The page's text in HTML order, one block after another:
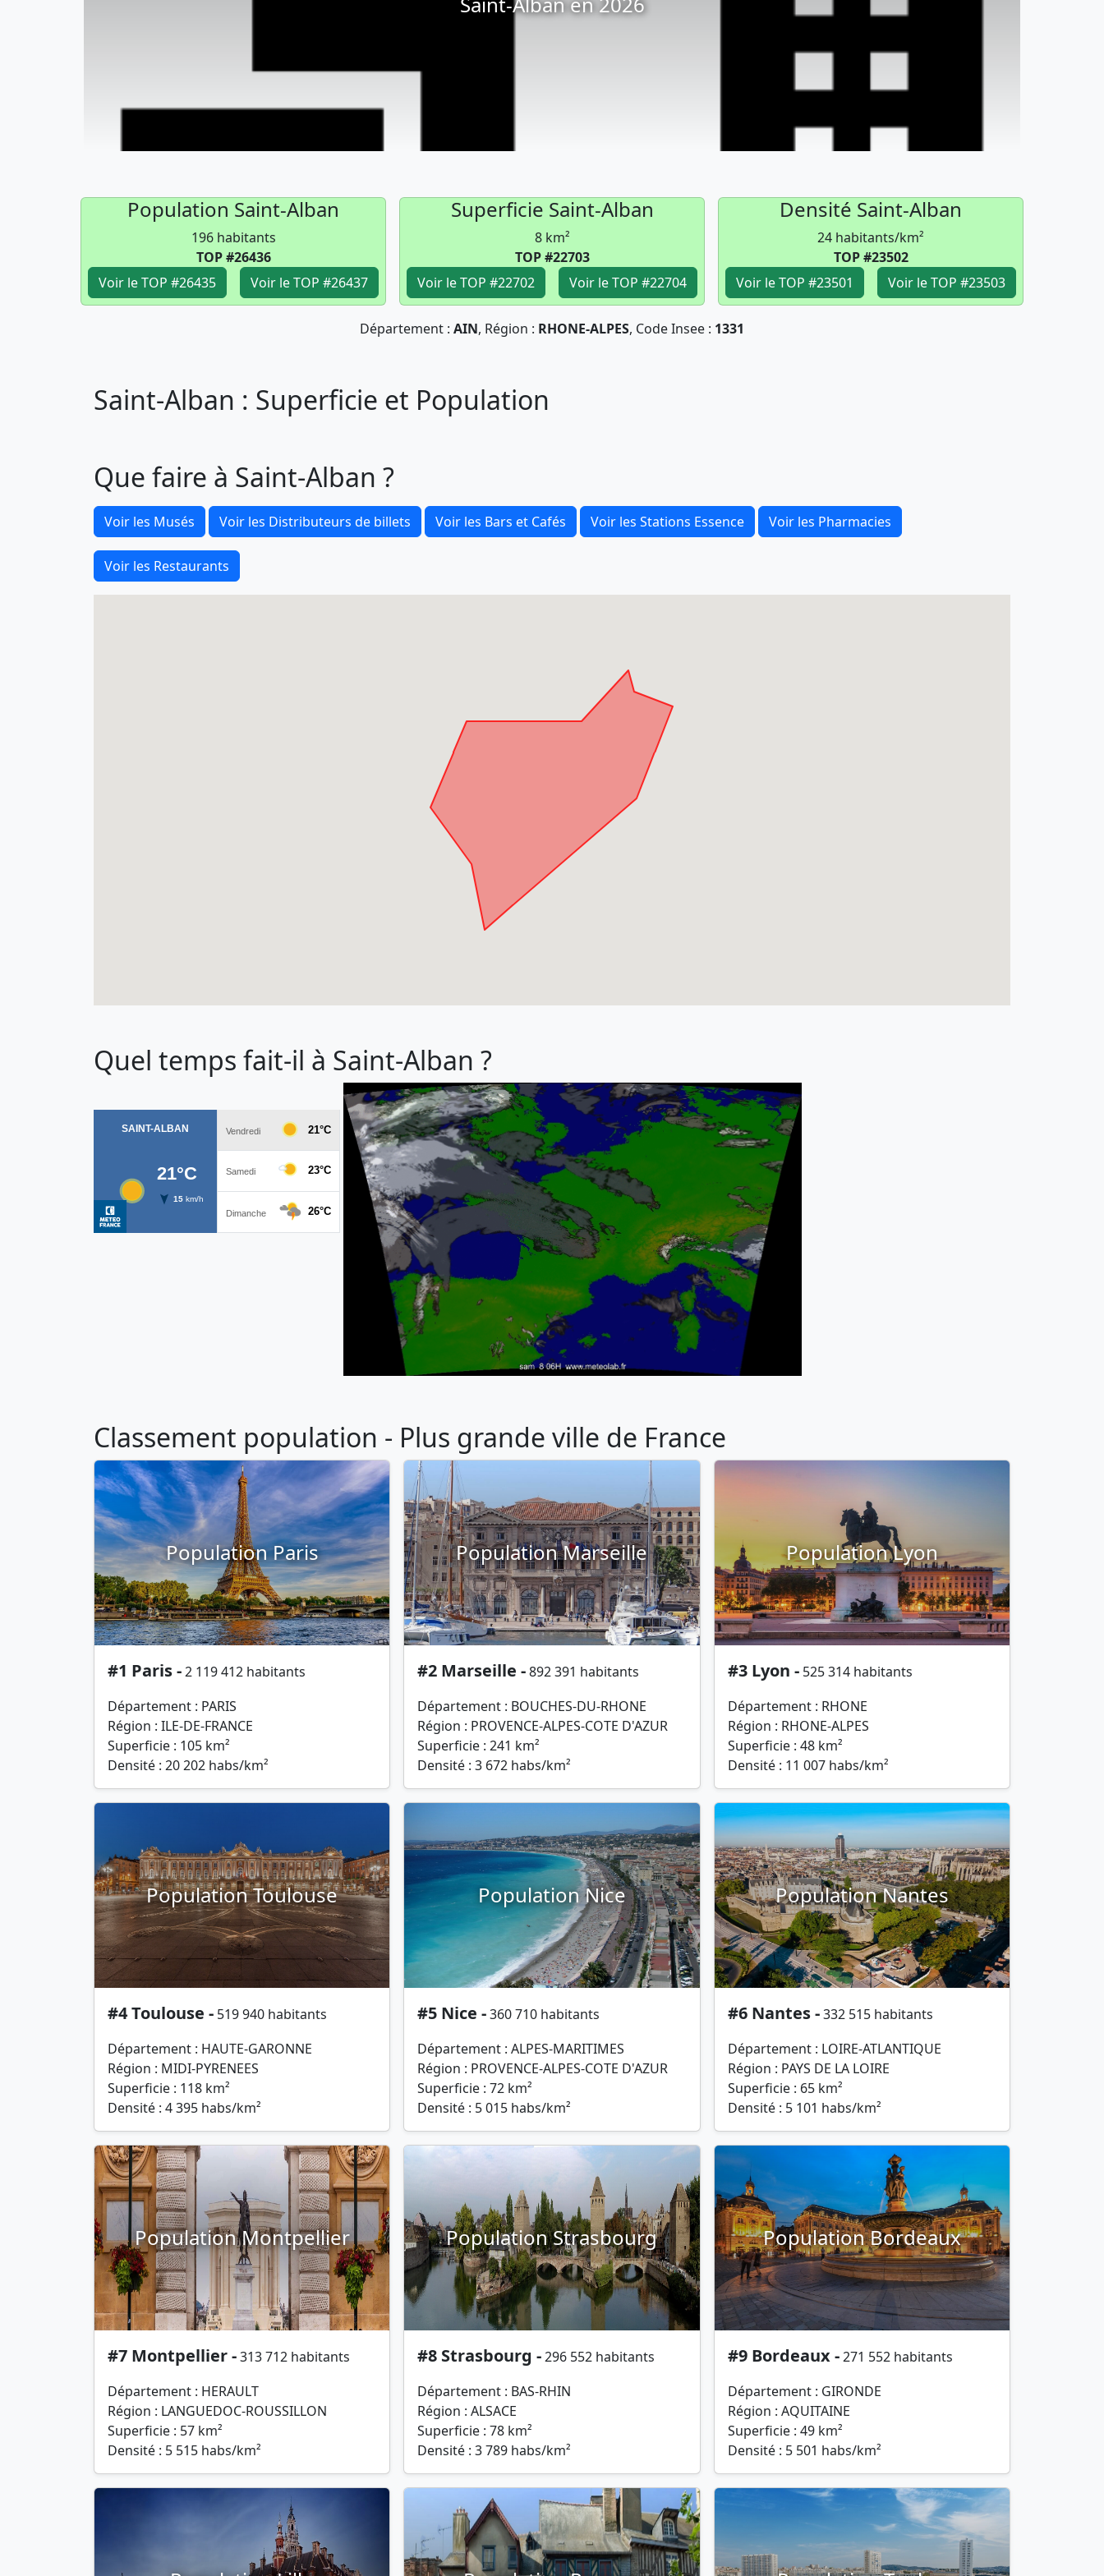
Population Saint-Alban
196 habitants
TOP #26436
Voir le TOP #26435
Voir le TOP #26437
Superficie Saint-Alban
8 km²
TOP #22703
Voir le TOP #22702
Voir le TOP #22704
Densité Saint-Alban
24 habitants/km²
TOP #23502
Voir le TOP #23501
Voir le TOP #23503
Département : AIN, Région : RHONE-ALPES, Code Insee : 1331
Saint-Alban : Superficie et Population
Que faire à Saint-Alban ?
Voir les Musés Voir les Distributeurs de billets Voir les Bars et Cafés Voir les Stations Essence Voir les Pharmacies
Voir les Restaurants
Quel temps fait-il à Saint-Alban ?
Classement population - Plus grande ville de France
Population Paris
#1 Paris -2 119 412 habitants
Département : PARIS
Région : ILE-DE-FRANCE
Superficie : 105 km²
Densité : 20 202 habs/km²
Population Marseille
#2 Marseille -892 391 habitants
Département : BOUCHES-DU-RHONE
Région : PROVENCE-ALPES-COTE D'AZUR
Superficie : 241 km²
Densité : 3 672 habs/km²
Population Lyon
#3 Lyon - 525 314 habitants
Département : RHONE
Région : RHONE-ALPES
Superficie : 48 km²
Densité : 11 007 habs/km²
Population Toulouse
#4 Toulouse - 519 940 habitants
Département : HAUTE-GARONNE
Région : MIDI-PYRENEES
Superficie : 118 km²
Densité : 4 395 habs/km²
Population Nice
#5 Nice -360 710 habitants
Département : ALPES-MARITIMES
Région : PROVENCE-ALPES-COTE D'AZUR
Superficie : 72 km²
Densité : 5 015 habs/km²
Population Nantes
#6 Nantes -332 515 habitants
Département : LOIRE-ATLANTIQUE
Région : PAYS DE LA LOIRE
Superficie : 65 km²
Densité : 5 101 habs/km²
Population Montpellier
#7 Montpellier -313 712 habitants
Département : HERAULT
Région : LANGUEDOC-ROUSSILLON
Superficie : 57 km²
Densité : 5 515 habs/km²
Population Strasbourg
#8 Strasbourg -296 552 habitants
Département : BAS-RHIN
Région : ALSACE
Superficie : 78 km²
Densité : 3 789 habs/km²
Population Bordeaux
#9 Bordeaux -271 552 habitants
Département : GIRONDE
Région : AQUITAINE
Superficie : 49 km²
Densité : 5 501 habs/km²